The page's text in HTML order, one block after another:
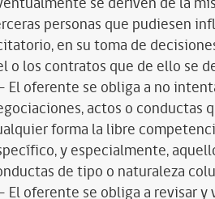
personas que pudiesen
en su toma de
o los contratos que de ello se
El oferente se obliga a no
actos o conductas
forma la libre
y especialmente,
de tipo o naturaleza
El oferente se obliga a revisar